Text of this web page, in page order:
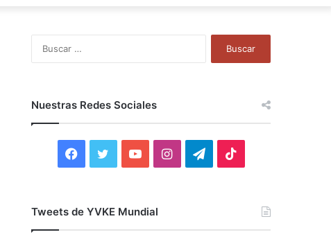
Nuestras Redes Sociales
F
c
i
Y
u
I
T
Tweets de YVKE Mundial